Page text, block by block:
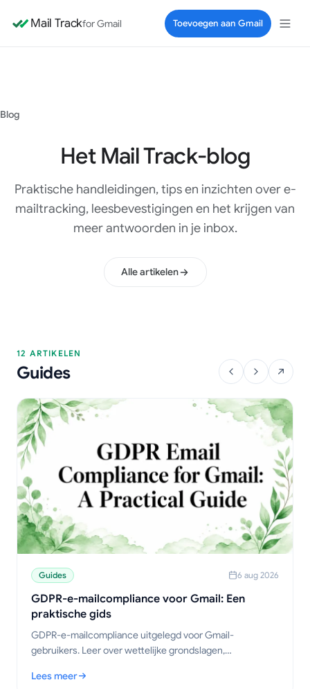
Mail Trackfor Gmail Toevoegen aan Gmail
Blog
Het Mail Track-blog
Praktische handleidingen, tips en inzichten over e-
mailtracking, leesbevestigingen en het krijgen van
meer antwoorden in je inbox.
Alle artikelen
12 ARTIKELEN
Guides
Guides 6 aug 2026
GDPR-e-mailcompliance voor Gmail: Een
praktische gids
GDPR-e-mailcompliance uitgelegd voor Gmail-
gebruikers. Leer over wettelijke grondslagen,
juiste manier e-mails met tracking te versturen.
Lees meer
: GDPR-e-mailcompliance voor Gmail: Een praktische gids